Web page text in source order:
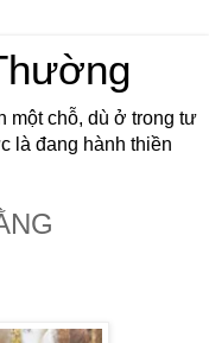
một chỗ, dù ở trong tư
là đang hành thiền